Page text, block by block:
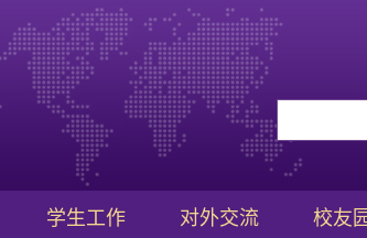
学生工作 对外交流 校友